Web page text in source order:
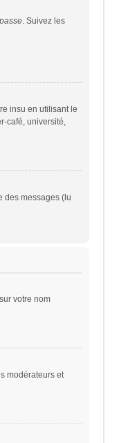
. Suivez les
insu en utilisant le
café, université,
des messages (lu
votre nom
modérateurs et